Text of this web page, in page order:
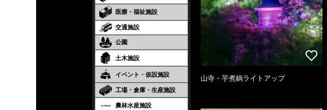
医療・福祉施設
交通施設
公園
土木施設
イベント・仮設施設
工場・倉庫・生産施設
農林水産施設
山寺・芋煮鍋ライトアップ